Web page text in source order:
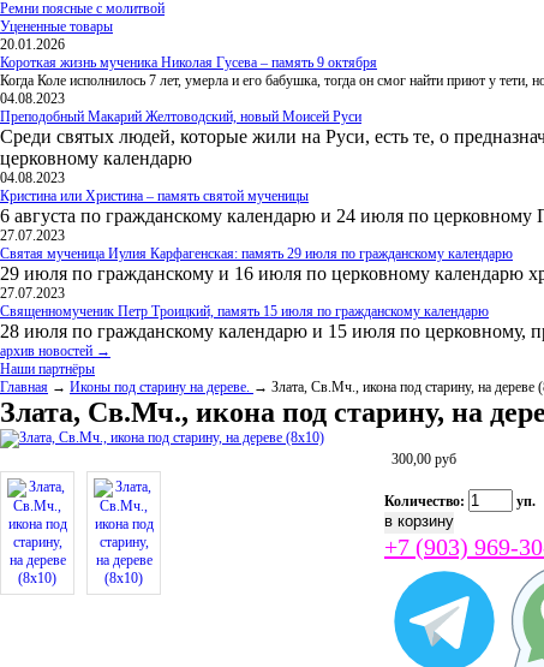
Ремни поясные с молитвой
Уцененные товары
20.01.2026
Короткая жизнь мученика Николая Гусева – память 9 октября
Когда Коле исполнилось 7 лет, умерла и его бабушка, тогда он смог найти приют у
04.08.2023
Преподобный Макарий Желтоводский, новый Моисей Руси
Среди святых людей, которые жили на Руси, есть те, о
церковному календарю
04.08.2023
Кристина или Христина – память святой мученицы
6 августа по гражданскому календарю и 24 июля по
27.07.2023
Святая мученица Иулия Карфагенская: память 29 июля по гражданскому календарю
29 июля по гражданскому и 16 июля по церковному календарю
27.07.2023
Священномученик Петр Троицкий, память 15 июля по гражданскому календарю
28 июля по гражданскому календарю и 15 июля по церковному,
архив новостей →
Наши партнёры
Главная → Иконы под старину на дереве. → Злата, Св.Мч., икона под старину, на дереве
Злата, Св.Мч., икона под старину, на
300,00 руб
Количество: уп.
+7 (903) 969-